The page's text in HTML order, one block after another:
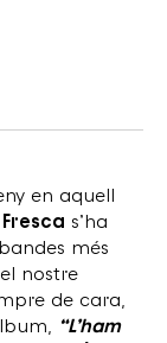
en aquell
s’ha
més
nostre
de cara,
“L’ham